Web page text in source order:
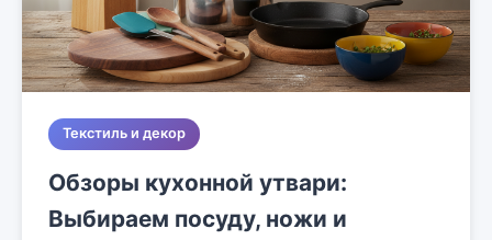
Текстиль и декор
Обзоры кухонной утвари:
Выбираем посуду, ножи и